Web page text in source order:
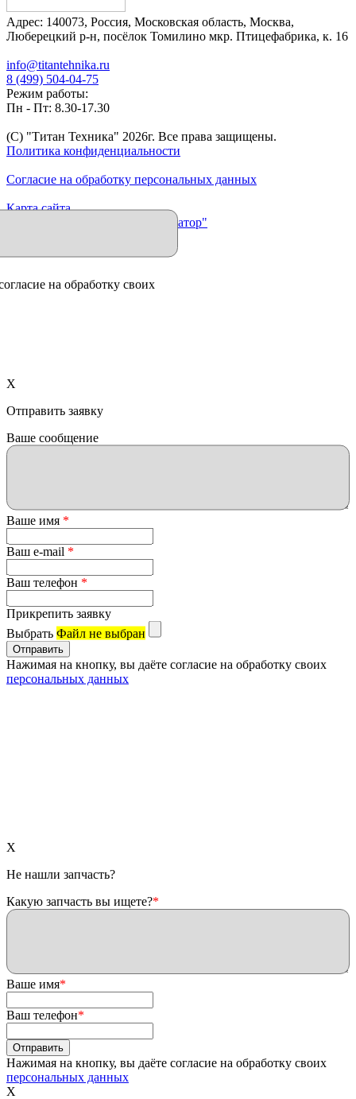
Адрес: 140073, Россия, Московская область, Москва,
Люберецкий р-н, посёлок Томилино мкр. Птицефабрика, к. 16
info@titantehnika.ru
8 (499) 504-04-75
Режим работы:
Пн - Пт: 8.30-17.30
(C) "Титан Техника" 2026г. Все права защищены.
Политика конфиденциальности
Согласие на обработку персональных данных
Карта сайта
Продвижение сайта "Иллюминатор"
на обработку своих
X
Отправить заявку
Ваше сообщение
Ваше имя *
Ваш e-mail *
Ваш телефон *
Прикрепить заявку
Выбрать Файл не выбран
Нажимая на кнопку, вы даёте согласие на обработку своих
персональных данных
X
Не нашли запчасть?
Какую запчасть вы ищете?*
Ваше имя*
Ваш телефон*
Нажимая на кнопку, вы даёте согласие на обработку своих
персональных данных
X